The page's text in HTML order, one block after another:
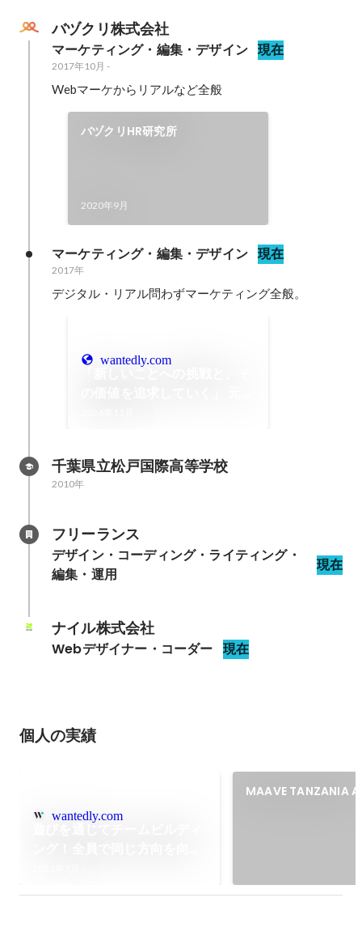
バヅクリ株式会社
マーケティング・編集・デザイン 現在
2017年10月 -
Webマーケからリアルなど全般
バヅクリHR研究所
2020年9月
マーケティング・編集・デザイン 現在
2017年
デジタル・リアル問わずマーケティング全般。
wantedly.com
千葉県立松戸国際高等学校
2010年
フリーランス
デザイン・コーディング・ライティング・
編集・運用
現在
ナイル株式会社
Webデザイナー・コーダー 現在
個人の実績
wantedly.com
MAAVE TANZANIA